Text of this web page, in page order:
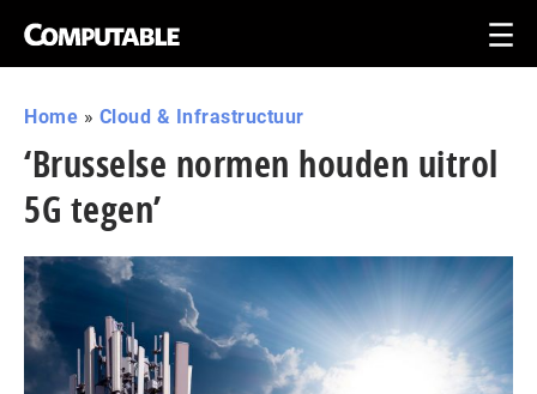
Home » Cloud & Infrastructuur
‘Brusselse normen houden uitrol
5G tegen’